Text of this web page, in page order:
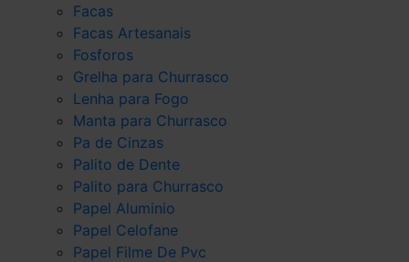
Facas
Facas Artesanais
Fosforos
Grelha para Churrasco
Lenha para Fogo
Manta para Churrasco
Pa de Cinzas
Palito de Dente
Palito para Churrasco
Papel Aluminio
Papel Celofane
Papel Filme De Pvc